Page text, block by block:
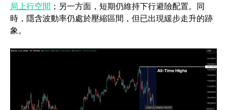
局上行空間 (opens in a new tab)
；另一方面，短期仍維持下行避險配置。同
時，隱含波動率仍處於壓縮區間，但已出現緩步走升的跡
象。